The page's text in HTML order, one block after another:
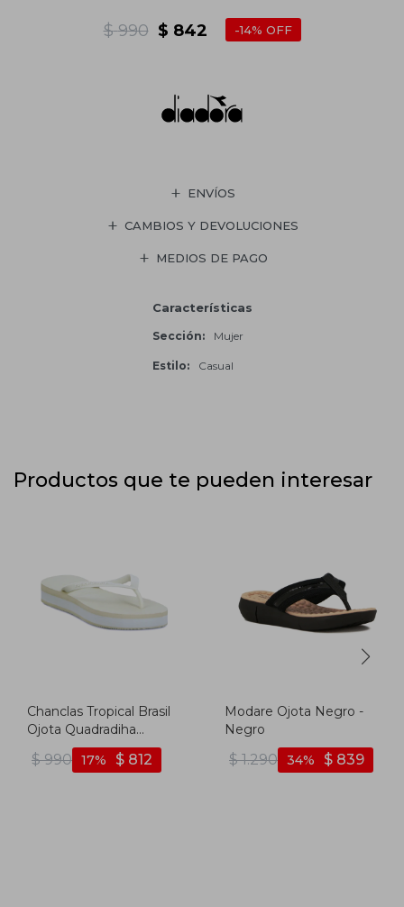
$ 842
$ 990 14
ENVÍOS
CAMBIOS Y DEVOLUCIONES
MEDIOS DE PAGO
Características
Sección Mujer
Estilo Casual
Productos que te pueden interesar
Chanclas Tropical Brasil
Ojota Quadradiha
Flattaform De Mujer -
Blanco - Blanco
$ 990 $ 812
17
Modare Ojota Negro -
Negro
$ 1.290 $ 839
34